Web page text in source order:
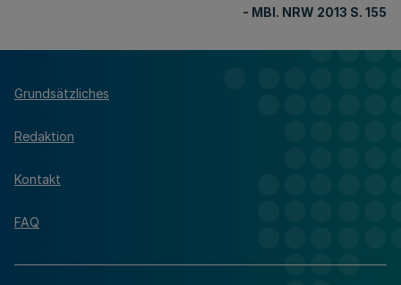
- MBl. NRW 2013 S. 155
Grundsätzliches
Redaktion
Kontakt
FAQ